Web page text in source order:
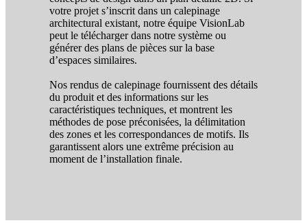
votre projet s’inscrit dans un calepinage
architectural existant, notre équipe VisionLab
peut le télécharger dans notre système ou
générer des plans de pièces sur la base
d’espaces similaires.
Nos rendus de calepinage fournissent des détails
du produit et des informations sur les
caractéristiques techniques, et montrent les
méthodes de pose préconisées, la délimitation
des zones et les correspondances de motifs. Ils
garantissent alors une extrême précision au
moment de l’installation finale.